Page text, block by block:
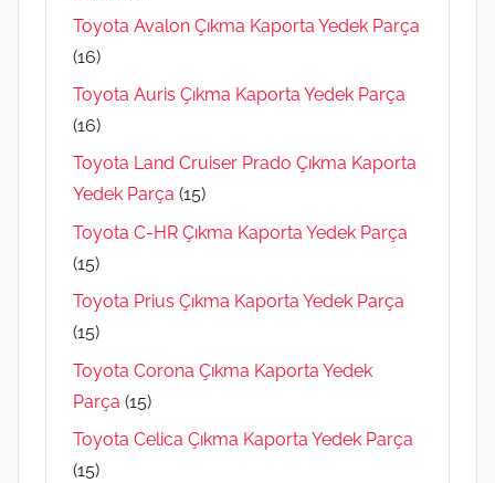
Toyota Avalon Çıkma Kaporta Yedek Parça
(16)
Toyota Auris Çıkma Kaporta Yedek Parça
(16)
Toyota Land Cruiser Prado Çıkma Kaporta
Yedek Parça (15)
Toyota C-HR Çıkma Kaporta Yedek Parça
(15)
Toyota Prius Çıkma Kaporta Yedek Parça
(15)
Toyota Corona Çıkma Kaporta Yedek
Parça (15)
Toyota Celica Çıkma Kaporta Yedek Parça
(15)